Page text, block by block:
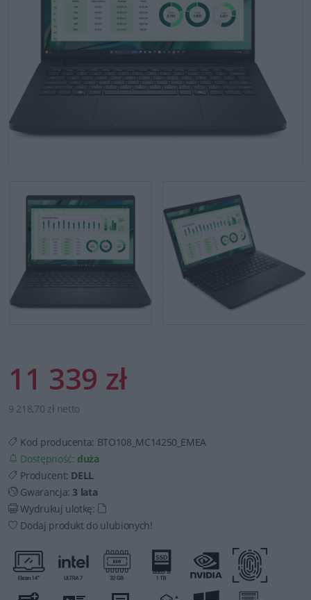
11 339 zł
9 218,70 zł netto
Kod producenta: BTO108_MC14250_EMEA
Dostępność: duża
Producent: DELL
Gwarancja:3 lata
Wydrukuj ulotkę:
Dodaj produkt do ulubionych!